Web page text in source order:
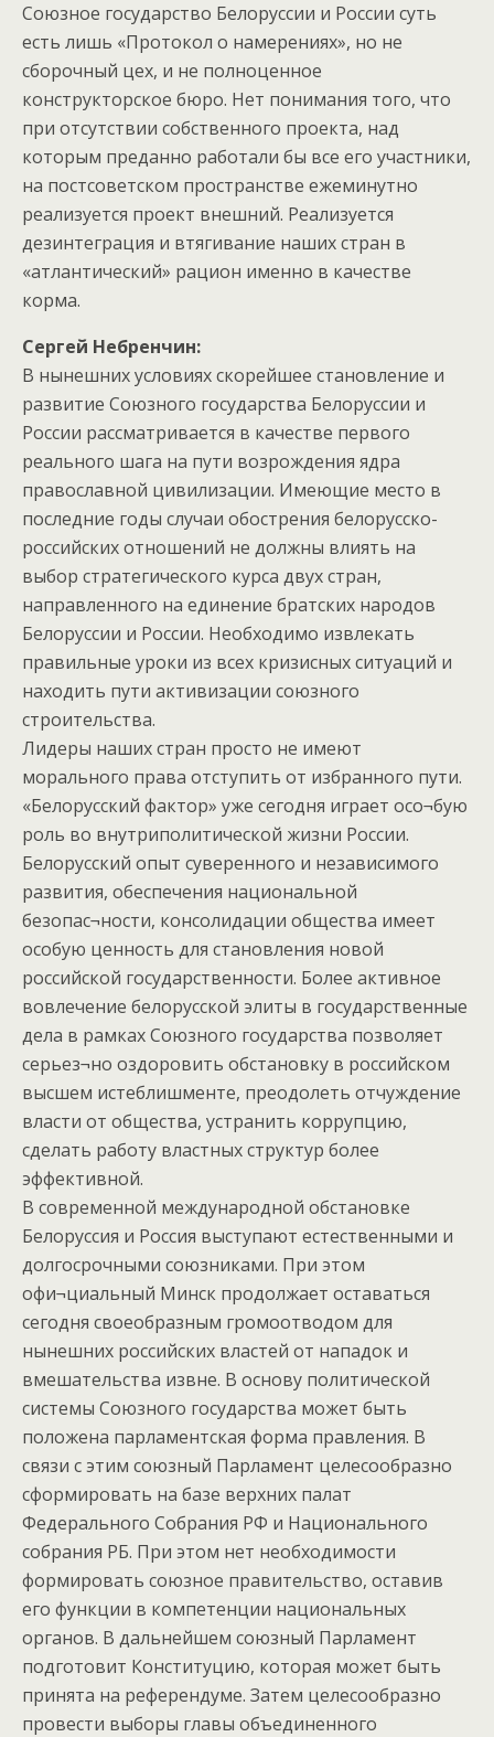
Союзное государство Белоруссии и России суть
есть лишь «Протокол о намерениях», но не
сборочный цех, и не полноценное
конструкторское бюро. Нет понимания того, что
при отсутствии собственного проекта, над
которым преданно работали бы все его участники,
на постсоветском пространстве ежеминутно
реализуется проект внешний. Реализуется
дезинтеграция и втягивание наших стран в
«атлантический» рацион именно в качестве
корма.
Сергей Небренчин:
В нынешних условиях скорейшее становление и
развитие Союзного государства Белоруссии и
России рассматривается в качестве первого
реального шага на пути возрождения ядра
православной цивилизации. Имеющие место в
последние годы случаи обострения белорусско-
российских отношений не должны влиять на
выбор стратегического курса двух стран,
направленного на единение братских народов
Белоруссии и России. Необходимо извлекать
правильные уроки из всех кризисных ситуаций и
находить пути активизации союзного
строительства.
Лидеры наших стран просто не имеют
морального права отступить от избранного пути.
«Белорусский фактор» уже сегодня играет осо¬бую
роль во внутриполитической жизни России.
Белорусский опыт суверенного и независимого
развития, обеспечения национальной
безопас¬ности, консолидации общества имеет
особую ценность для становления новой
российской государственности. Более активное
вовлечение белорусской элиты в государственные
дела в рамках Союзного государства позволяет
серьез¬но оздоровить обстановку в российском
высшем истеблишменте, преодолеть отчуждение
власти от общества, устранить коррупцию,
сделать работу властных структур более
эффективной.
В современной международной обстановке
Белоруссия и Россия выступают естественными и
долгосрочными союзниками. При этом
офи¬циальный Минск продолжает оставаться
сегодня своеобразным громоотводом для
нынешних российских властей от нападок и
вмешательства извне. В основу политической
системы Союзного государства может быть
положена парламентская форма правления. В
связи с этим союзный Парламент целесообразно
сформировать на базе верхних палат
Федерального Собрания РФ и Национального
собрания РБ. При этом нет необходимости
формировать союзное правительство, оставив
его функции в компетенции национальных
органов. В дальнейшем союзный Парламент
подготовит Конституцию, которая может быть
принята на референдуме. Затем целесообразно
провести выборы главы объединенного